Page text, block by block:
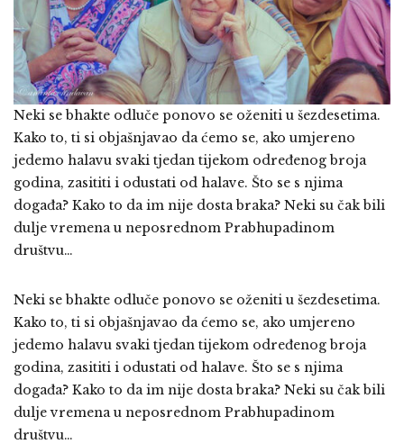
Neki se bhakte odluče ponovo se oženiti u šezdesetima.
Kako to, ti si objašnjavao da ćemo se, ako umjereno
jedemo halavu svaki tjedan tijekom određenog broja
godina, zasititi i odustati od halave. Što se s njima
događa? Kako to da im nije dosta braka? Neki su čak bili
dulje vremena u neposrednom Prabhupadinom
društvu…
Neki se bhakte odluče ponovo se oženiti u šezdesetima.
Kako to, ti si objašnjavao da ćemo se, ako umjereno
jedemo halavu svaki tjedan tijekom određenog broja
godina, zasititi i odustati od halave. Što se s njima
događa? Kako to da im nije dosta braka? Neki su čak bili
dulje vremena u neposrednom Prabhupadinom
društvu…